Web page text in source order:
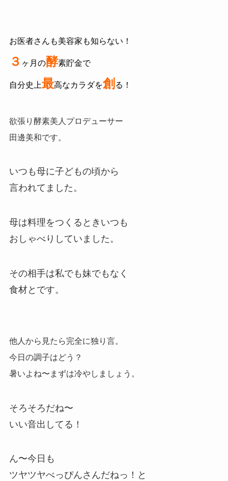
お医者さんも美容家も知らない！
３ ヶ月の酵素貯金で
自分史上最高なカラダを創 る！
欲張り酵素美人プロデューサー
田邊美和です。
いつも母に子どもの頃から
言われてました。
母は料理をつくるときいつも
おしゃべりしていました。
その相手は私でも妹でもなく
食材とです。
他人から見たら完全に独り言。
今日の調子はどう？
暑いよね〜まずは冷やしましょう。
そろそろだね〜
いい音出してる！
ん〜今日も
ツヤツヤべっぴんさんだねっ！と